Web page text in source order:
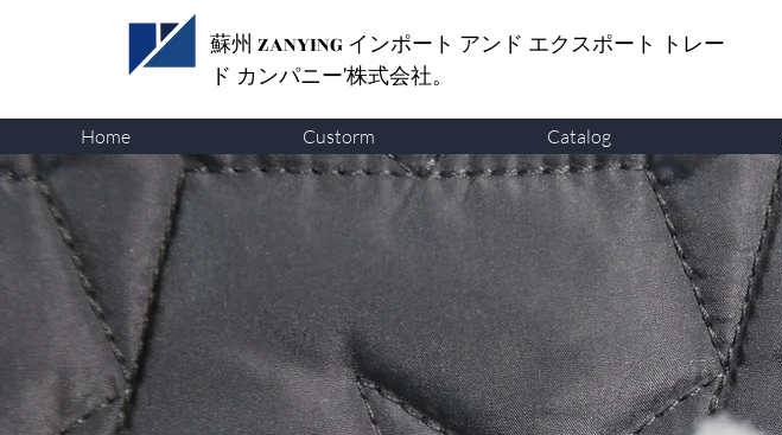
蘇州 ZANYING インポート アンド エクスポート トレー
ド カンパニー'株式会社。
Home Custorm Catalog